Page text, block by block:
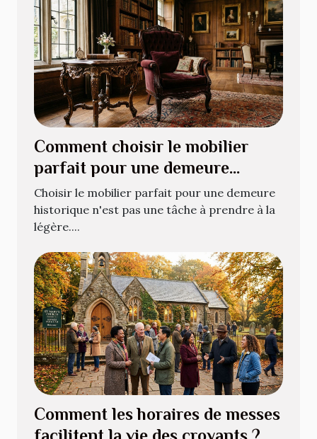
Comment choisir le mobilier
parfait pour une demeure
historique ?
Choisir le mobilier parfait pour une demeure
historique n'est pas une tâche à prendre à la
légère....
Comment les horaires de messes
facilitent la vie des croyants ?